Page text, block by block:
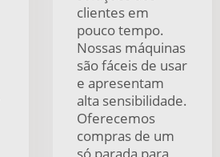
clientes em
pouco tempo.
Nossas máquinas
são fáceis de usar
e apresentam
alta sensibilidade.
Oferecemos
compras de um